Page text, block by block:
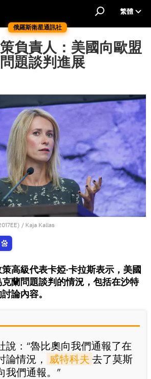
俄羅斯衛星通訊社
繁體
負責人：美國向歐盟
題談判進展
/ Kaja Kallas
高級代表卡婭·卡拉斯表示，美國
蘭問題談判的情況，包括在沙特
論內容。
說：“魯比奧向我們通報了在
論情況，
威特科夫 去了莫斯
我們通報。”